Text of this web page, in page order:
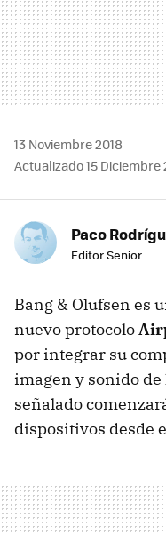
13 Noviembre 2018
Actualizado 15 Diciembre
Paco
Editor Senior
Bang & Olufsen es
nuevo protocolo
por integrar su
imagen y sonido
señalado
dispositivos desde